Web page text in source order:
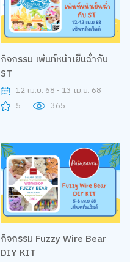
กิจกรรม เพ้นท์หน้าเย็นฉ่ำกับ
ST
12 เม.ย. 68 - 13 เม.ย. 68
5
365
กิจกรรม Fuzzy Wire Bear
DIY KIT